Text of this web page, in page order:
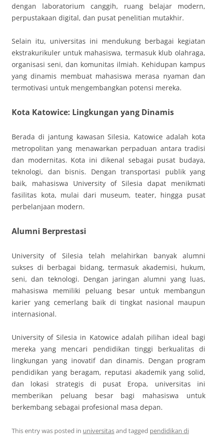
dengan laboratorium canggih, ruang belajar modern,
perpustakaan digital, dan pusat penelitian mutakhir.
Selain itu, universitas ini mendukung berbagai kegiatan
ekstrakurikuler untuk mahasiswa, termasuk klub olahraga,
organisasi seni, dan komunitas ilmiah. Kehidupan kampus
yang dinamis membuat mahasiswa merasa nyaman dan
termotivasi untuk mengembangkan potensi mereka.
Kota Katowice: Lingkungan yang Dinamis
Berada di jantung kawasan Silesia, Katowice adalah kota
metropolitan yang menawarkan perpaduan antara tradisi
dan modernitas. Kota ini dikenal sebagai pusat budaya,
teknologi, dan bisnis. Dengan transportasi publik yang
baik, mahasiswa University of Silesia dapat menikmati
fasilitas kota, mulai dari museum, teater, hingga pusat
perbelanjaan modern.
Alumni Berprestasi
University of Silesia telah melahirkan banyak alumni
sukses di berbagai bidang, termasuk akademisi, hukum,
seni, dan teknologi. Dengan jaringan alumni yang luas,
mahasiswa memiliki peluang besar untuk membangun
karier yang cemerlang baik di tingkat nasional maupun
internasional.
University of Silesia in Katowice adalah pilihan ideal bagi
mereka yang mencari pendidikan tinggi berkualitas di
lingkungan yang inovatif dan dinamis. Dengan program
pendidikan yang beragam, reputasi akademik yang solid,
dan lokasi strategis di pusat Eropa, universitas ini
memberikan peluang besar bagi mahasiswa untuk
berkembang sebagai profesional masa depan.
This entry was posted in universitasand tagged pendidikan di